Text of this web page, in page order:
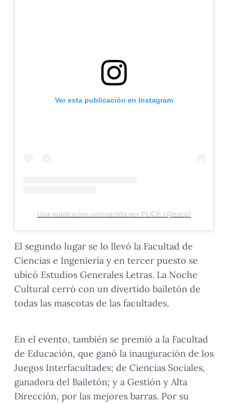
Ver esta publicación en Instagram
Una publicación compartida por PUCP (@pucp)
El segundo lugar se lo llevó la Facultad de
Ciencias e Ingeniería y en tercer puesto se
ubicó Estudios Generales Letras. La Noche
Cultural cerró con un divertido bailetón de
todas las mascotas de las facultades.
En el evento, también se premió a la Facultad
de Educación, que ganó la inauguración de los
Juegos Interfacultades; de Ciencias Sociales,
ganadora del Bailetón; y a Gestión y Alta
Dirección, por las mejores barras. Por su